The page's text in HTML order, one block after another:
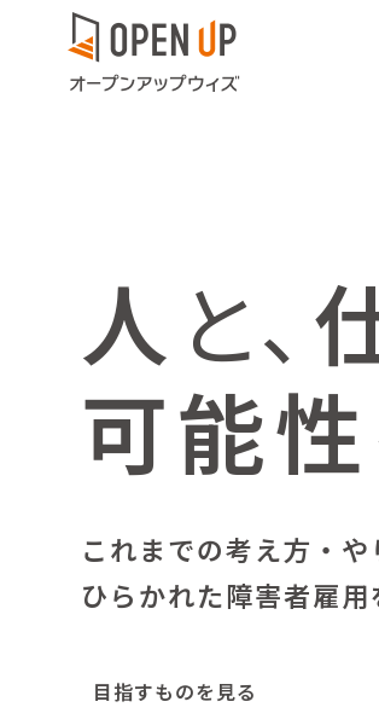
人 と、
可能性
これまでの考え方・や
ひらかれた障害者雇用
目指すものを見る